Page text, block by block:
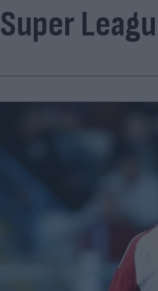
Super